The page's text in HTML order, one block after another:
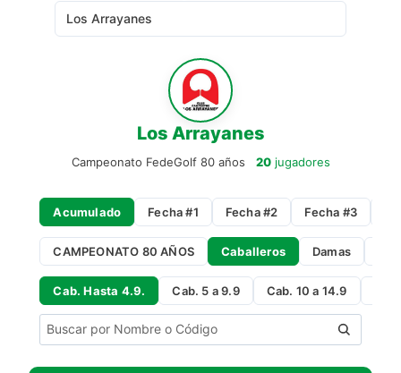
Los Arrayanes
Campeonato FedeGolf 80 años 20jugadores
Acumulado Fecha #1 Fecha #2 Fecha #3
CAMPEONATO 80 AÑOS Caballeros Damas
Cab. Hasta 4.9. Cab. 5 a 9.9 Cab. 10 a 14.9